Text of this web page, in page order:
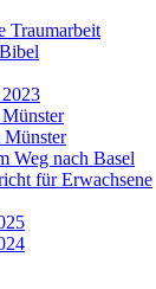
Traumarbeit
Weg nach Basel
für Erwachsene